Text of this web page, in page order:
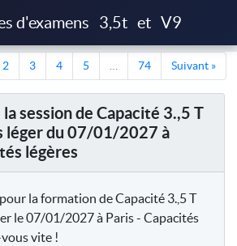
d'examens 3,5t et V9
2 3 4 5 74 Suivant »
session de Capacité 3.,5 T
léger du 07/01/2027 à
légères
la formation de Capacité 3.,5 T
le 07/01/2027 à Paris - Capacités
vite !